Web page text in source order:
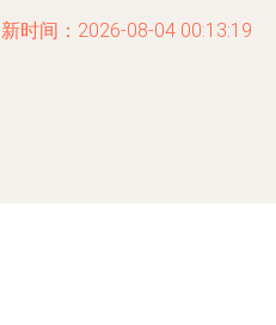
时间：2026-08-04 00:13:19